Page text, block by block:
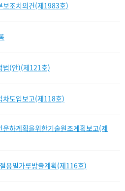
보조치의건(제1983호)
법(안)(제121호)
차도입보고(제118호)
하계획을위한기술원조계획보고(제
용밀가루방출계획(제116호)